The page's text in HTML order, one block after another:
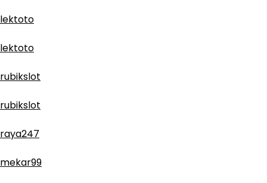
lektoto
lektoto
rubikslot
rubikslot
raya247
mekar99